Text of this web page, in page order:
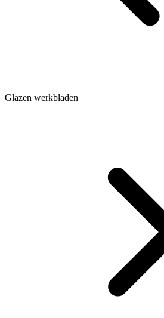
Glazen werkbladen